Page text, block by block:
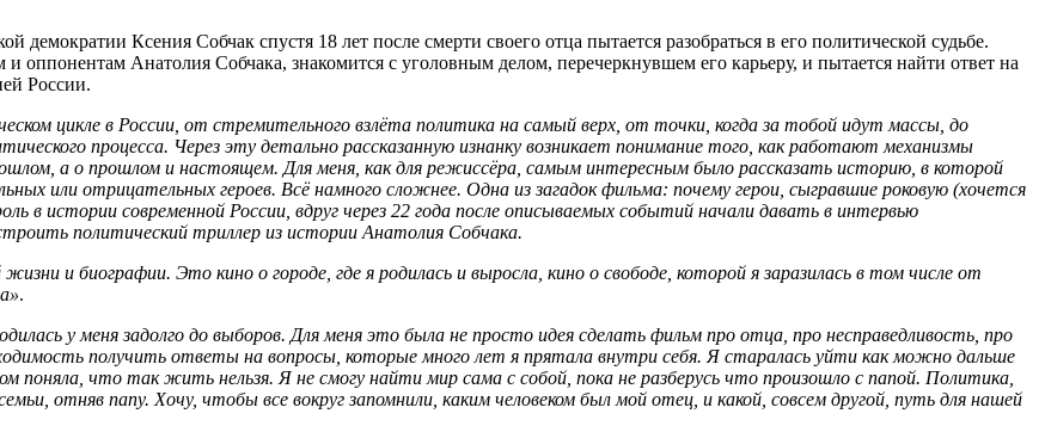
демократии Ксения Собчак спустя 18 лет после смерти своего отца пытается разобраться в его политической судьбе.
оппонентам Анатолия Собчака, знакомится с уголовным делом, перечеркнувшем его карьеру, и пытается найти ответ на
России.
цикле в России, от стремительного взлёта политика на самый верх, от точки, когда за тобой идут массы, до
процесса. Через эту детально рассказанную изнанку возникает понимание того, как работают механизмы
а о прошлом и настоящем. Для меня, как для режиссёра, самым интересным было рассказать историю, в которой
или отрицательных героев. Всё намного сложнее. Одна из загадок фильма: почему герои, сыгравшие роковую (хочется
в истории современной России, вдруг через 22 года после описываемых событий начали давать в интервью
политический триллер из истории Анатолия Собчака.
и биографии. Это кино о городе, где я родилась и выросла, кино о свободе, которой я заразилась в том числе от
.
у меня задолго до выборов. Для меня это была не просто идея сделать фильм про отца, про несправедливость, про
получить ответы на вопросы, которые много лет я прятала внутри себя. Я старалась уйти как можно дальше
поняла, что так жить нельзя. Я не смогу найти мир сама с собой, пока не разберусь что произошло с папой. Политика,
отняв папу. Хочу, чтобы все вокруг запомнили, каким человеком был мой отец, и какой, совсем другой, путь для нашей